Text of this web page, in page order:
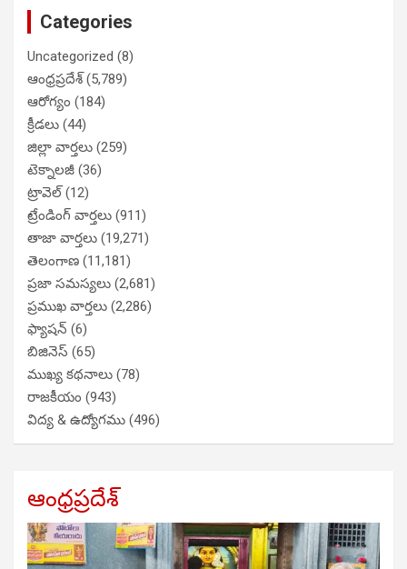
Categories
Uncategorized (8)
ఆంధ్రప్రదేశ్(5,789)
ఆరోగ్యం (184)
క్రీడలు (44)
జిల్లా వార్తలు (259)
టెక్నాలజీ (36)
ట్రావెల్(12)
ట్రేండింగ్ వార్తలు (911)
తాజా వార్తలు (19,271)
తెలంగాణ (11,181)
ప్రజా సమస్యలు (2,681)
ప్రముఖ వార్తలు (2,286)
ఫ్యాషన్ (6)
బిజినెస్ (65)
ముఖ్య కథనాలు (78)
రాజకీయం (943)
విద్య & ఉద్యోగము (496)
ఆంధ్రప్రదేశ్